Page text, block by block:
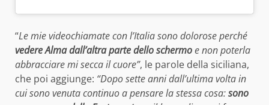
“Le mie videochiamate con l’Italia sono dolorose perché
vedere Alma dall’altra parte dello schermoe non poterla
abbracciare mi secca il cuore”, le parole della siciliana,
che poi aggiunge: “Dopo sette anni dall’ultima volta in
cui sono venuta continuo a pensare la stessa cosa:sono